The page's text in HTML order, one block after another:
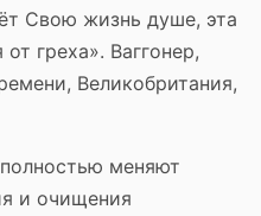
Свою жизнь душе, эта
греха». Ваггонер,
Великобритания,
меняют
и очищения